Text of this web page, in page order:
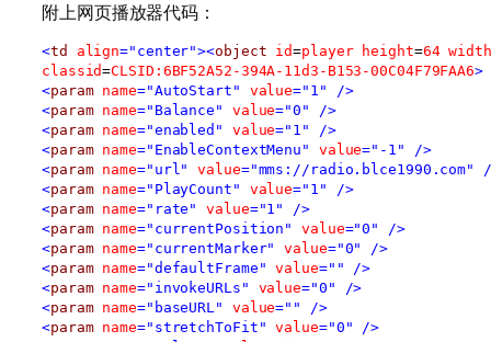
附上网页播放器代码：
<td align="center"><object id=player height=64 width
classid=CLSID:6BF52A52-394A-11d3-B153-00C04F79FAA6>
<param name="AutoStart" value="1"
/>
<param name="Balance" value="0"
/>
<param name="enabled" value="1"
/>
<param name="EnableContextMenu" value="-1"
/>
<param name="url" value="mms://radio.blce1990.com"
<param name="PlayCount" value="1"
/>
<param name="rate" value="1"
/>
<param name="currentPosition" value="0"
/>
<param name="currentMarker" value="0"
/>
<param name="defaultFrame" value=""
/>
<param name="invokeURLs" value="0"
/>
<param name="baseURL" value=""
/>
<param name="stretchToFit" value="0"
/>